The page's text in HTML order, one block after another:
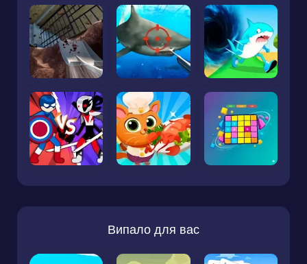
Випало для вас